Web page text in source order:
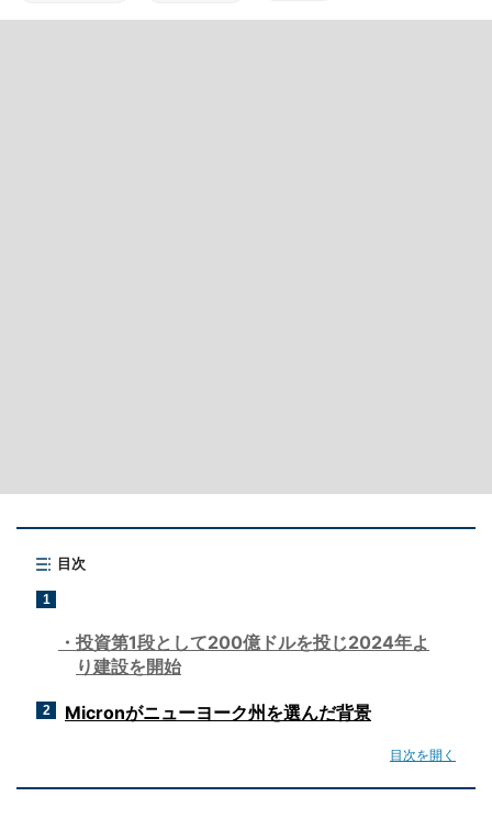
目次
1
投資第1段として200億ドルを投じ2024年よ
り建設を開始
2 Micronがニューヨーク州を選んだ背景
目次を開く